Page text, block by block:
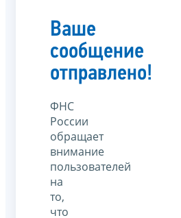
Ваше
сообщение
отправлено!
ФНС
России
обращает
внимание
пользователей
на
то,
что